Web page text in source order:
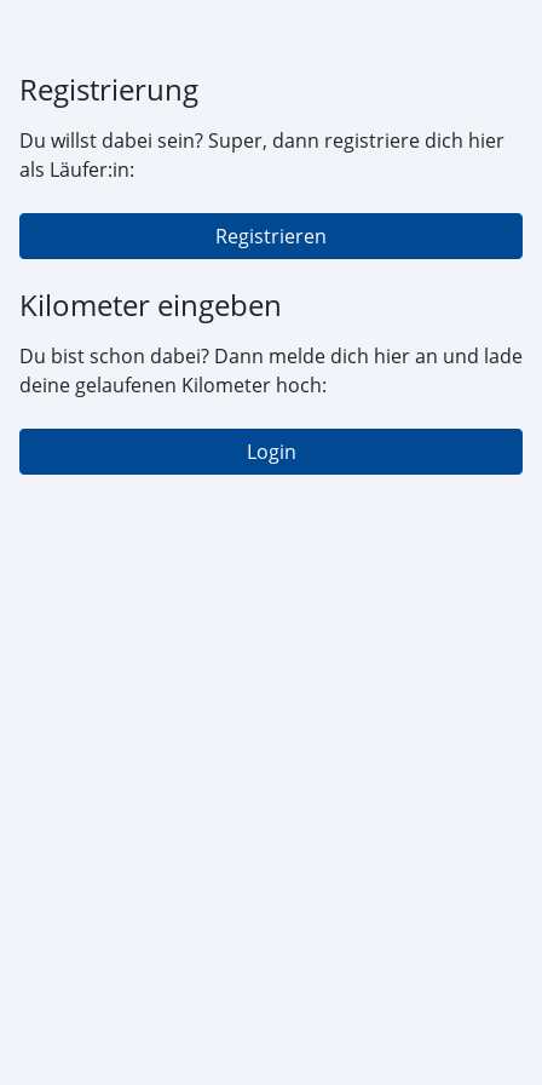
Registrierung
Du willst dabei sein? Super, dann registriere dich hier
als Läufer:in:
Registrieren
Kilometer eingeben
Du bist schon dabei? Dann melde dich hier an und lade
deine gelaufenen Kilometer hoch:
Login